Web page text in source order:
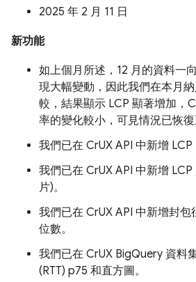
2025 年 2 月 11 日
新功能
如上個月所述，12 月的資料一
現大幅變動，因此我們在本月
較，結果顯示 LCP 顯著增加，
率的變化較小，可見情況已恢復
我們已在 CrUX API 中新增 LCP
我們已在 CrUX API 中新增
片)。
我們已在 CrUX API 中新增封包
位數。
我們已在 CrUX BigQuery 資料
(RTT) p75 和直方圖。